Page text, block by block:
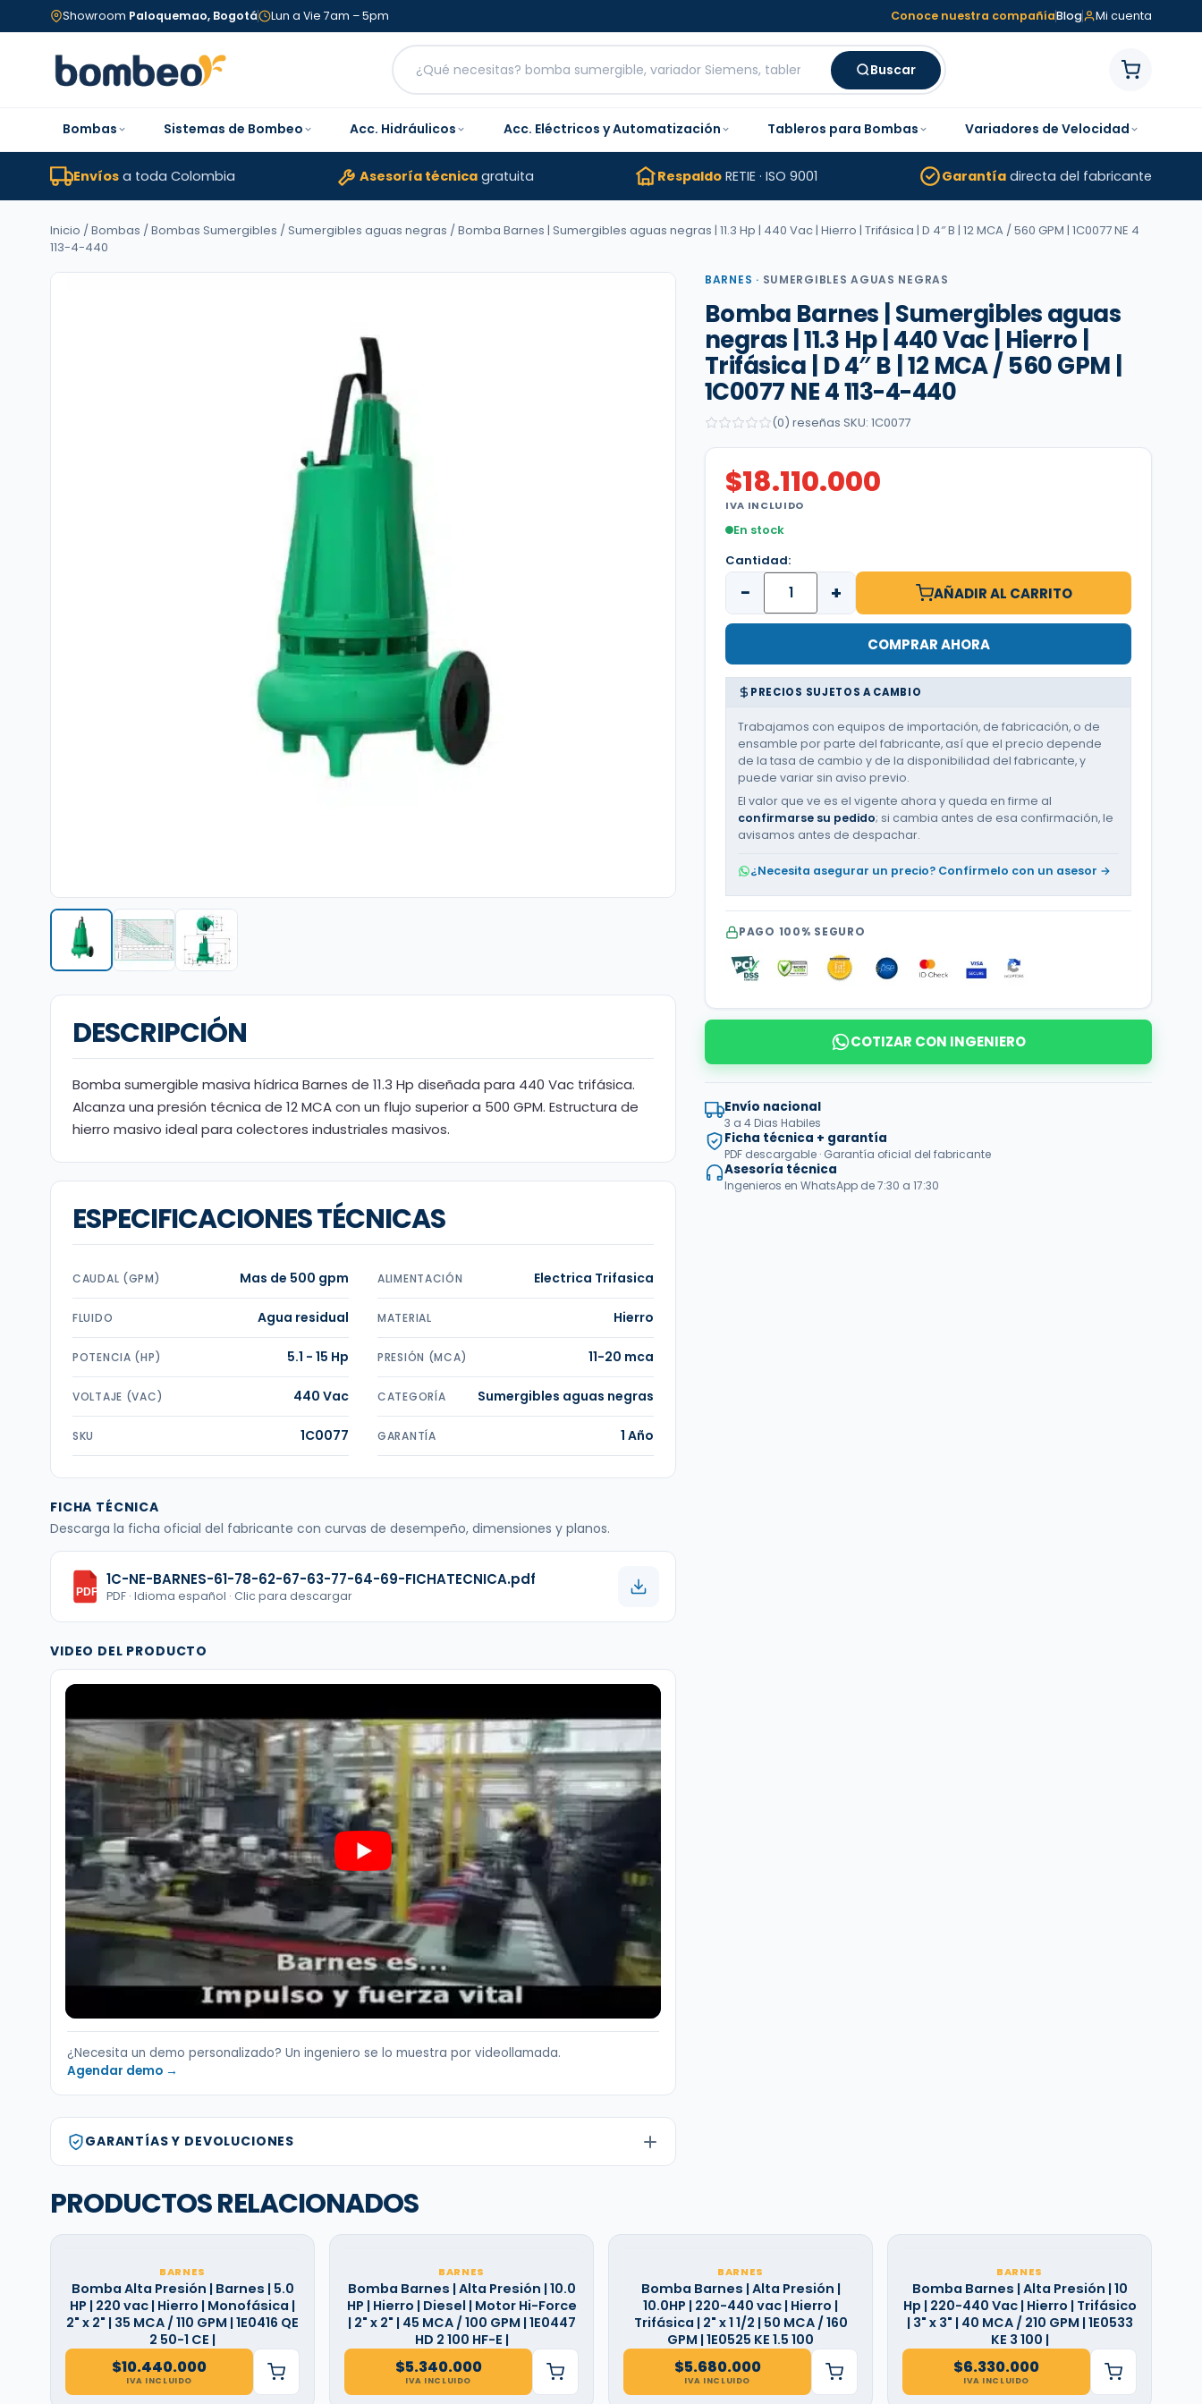
Showroom Paloquemao, Bogotá Lun a Vie 7am – 5pm Conoce nuestra compañíaBlog Mi cuenta
Buscar
Bombas Sistemas de Bombeo Acc. Hidráulicos Acc. Eléctricos y Automatización Tableros para Bombas Variadores de Velocidad
Envíos a toda Colombia Asesoría técnicagratuita Respaldo RETIE · ISO 9001 Garantíadirecta del fabricante
Inicio /Bombas /Bombas Sumergibles /Sumergibles aguas negras / Bomba Barnes | Sumergibles aguas negras | 11.3 Hp | 440 Vac | Hierro | Trifásica | D 4″ B | 12 MCA / 560 GPM | 1C0077 NE 4
113-4-440
BARNES · SUMERGIBLES AGUAS NEGRAS
Bomba Barnes | Sumergibles aguas
negras | 11.3 Hp | 440 Vac | Hierro |
Trifásica | D 4″ B | 12 MCA / 560 GPM |
1C0077 NE 4 113-4-440
(0) reseñas SKU: 1C0077
$18.110.000
IVA INCLUIDO
En stock
Cantidad:
− + AÑADIR AL CARRITO
COMPRAR AHORA
PRECIOS SUJETOS A CAMBIO
Trabajamos con equipos de importación, de fabricación, o de
ensamble por parte del fabricante, así que el precio depende
de la tasa de cambio y de la disponibilidad del fabricante, y
puede variar sin aviso previo.
El valor que ve es el vigente ahora y queda en firme al
confirmarse su pedido; si cambia antes de esa confirmación, le
avisamos antes de despachar.
¿Necesita asegurar un precio? Confírmelo con un asesor →
PAGO 100% SEGURO
COTIZAR CON INGENIERO
Envío nacional
3 a 4 Dias Habiles
Ficha técnica + garantía
PDF descargable · Garantía oficial del fabricante
Asesoría técnica
Ingenieros en WhatsApp de 7:30 a 17:30
DESCRIPCIÓN
Bomba sumergible masiva hídrica Barnes de 11.3 Hp diseñada para 440 Vac trifásica.
Alcanza una presión técnica de 12 MCA con un flujo superior a 500 GPM. Estructura de
hierro masivo ideal para colectores industriales masivos.
ESPECIFICACIONES TÉCNICAS
CAUDAL (GPM) Mas de 500 gpm ALIMENTACIÓN Electrica Trifasica
FLUIDO Agua residual MATERIAL Hierro
POTENCIA (HP) 5.1 - 15 Hp PRESIÓN (MCA) 11-20 mca
VOLTAJE (VAC) 440 Vac CATEGORÍA Sumergibles aguas negras
SKU 1C0077 GARANTÍA 1 Año
FICHA TÉCNICA
Descarga la ficha oficial del fabricante con curvas de desempeño, dimensiones y planos.
PDF
1C-NE-BARNES-61-78-62-67-63-77-64-69-FICHATECNICA.pdf
PDF · Idioma español · Clic para descargar
VIDEO DEL PRODUCTO
¿Necesita un demo personalizado? Un ingeniero se lo muestra por videollamada.
Agendar demo →
GARANTÍAS Y DEVOLUCIONES
PRODUCTOS RELACIONADOS
BARNES
Bomba Alta Presión | Barnes | 5.0
HP | 220 vac | Hierro | Monofásica |
2" x 2" | 35 MCA / 110 GPM | 1E0416 QE
2 50-1 CE |
$10.440.000
IVA INCLUIDO
BARNES
Bomba Barnes | Alta Presión | 10.0
HP | Hierro | Diesel | Motor Hi-Force
| 2" x 2" | 45 MCA / 100 GPM | 1E0447
HD 2 100 HF-E |
$5.340.000
IVA INCLUIDO
BARNES
Bomba Barnes | Alta Presión |
10.0HP | 220-440 vac | Hierro |
Trifásica | 2" x 1 1/2 | 50 MCA / 160
GPM | 1E0525 KE 1.5 100
$5.680.000
IVA INCLUIDO
BARNES
Bomba Barnes | Alta Presión | 10
Hp | 220-440 Vac | Hierro | Trifásico
| 3" x 3" | 40 MCA / 210 GPM | 1E0533
KE 3 100 |
$6.330.000
IVA INCLUIDO